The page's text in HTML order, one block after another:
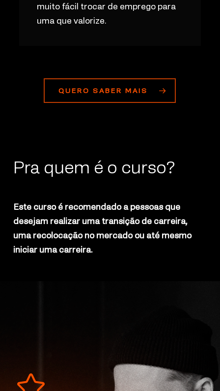
muito fácil trocar de emprego para
uma que valorize.
QUERO SABER MAIS
Pra quem é o curso?
Este curso é recomendado a pessoas que
desejam realizar uma transição de carreira,
uma recolocação no mercado ou até mesmo
iniciar uma carreira.